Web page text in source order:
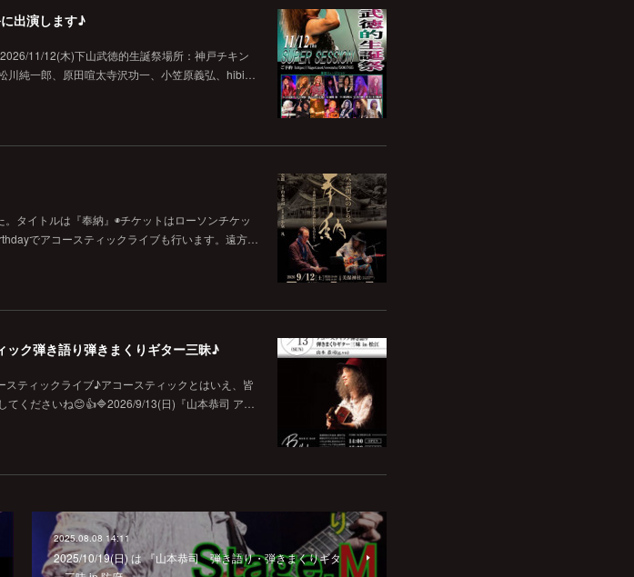
出演します♪
11/12(木)下山武徳的生誕祭場所：神戸チキン
川純一郎、原田喧太寺沢功一、小笠原義弘、hibi…
タイトルは『奉納』◉チケットはローソンチケッ
でアコースティックライブも行います。遠方…
ク弾き語り弾きまくりギター三昧♪
ティックライブ♪アコースティックとはいえ、皆
てくださいね😊👍🔷2026/9/13(日)『山本恭司 ア…
2025.08.08 14:11
2025/10/19(日) は 『山本恭司 弾き語り・弾きまくりギタ